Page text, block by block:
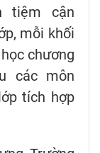
tiệm cận
mỗi khối
chương
các môn
tích hợp